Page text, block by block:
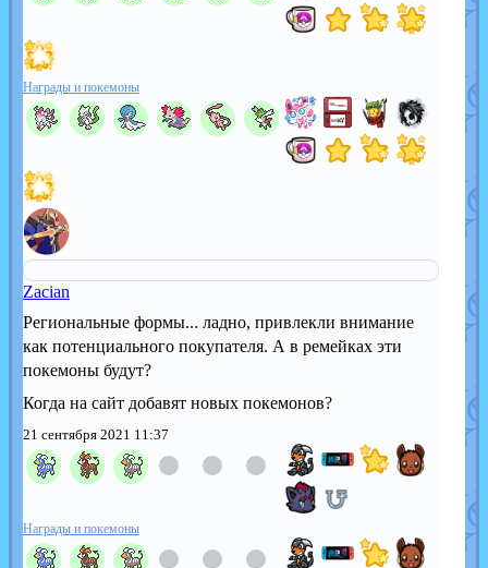
Награды и покемоны
Zacian
Региональные формы... ладно, привлекли внимание
как потенциального покупателя. А в ремейках эти
покемоны будут?
Когда на сайт добавят новых покемонов?
21 сентября 2021 11:37
Награды и покемоны